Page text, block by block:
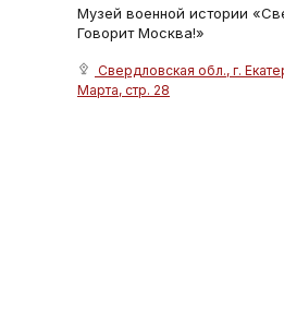
Музей военной истории
Говорит Москва!»
Свердловская обл., г.
Марта, стр. 28